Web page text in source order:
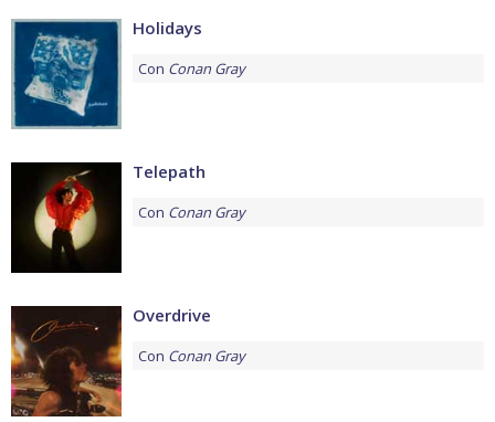
Holidays
Con Conan Gray
Telepath
Con Conan Gray
Overdrive
Con Conan Gray